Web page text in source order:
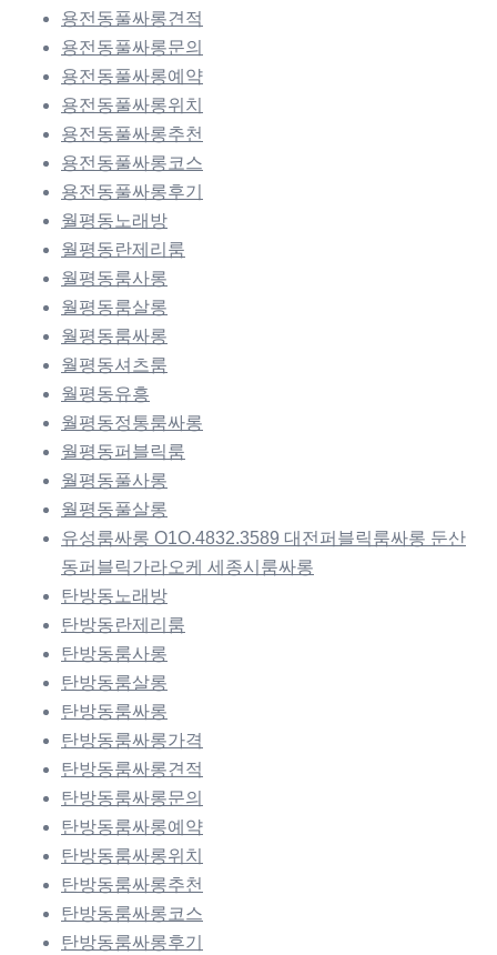
용전동풀싸롱견적
용전동풀싸롱문의
용전동풀싸롱예약
용전동풀싸롱위치
용전동풀싸롱추천
용전동풀싸롱코스
용전동풀싸롱후기
월평동노래방
월평동란제리룸
월평동룸사롱
월평동룸살롱
월평동룸싸롱
월평동셔츠룸
월평동유흥
월평동정통룸싸롱
월평동퍼블릭룸
월평동풀사롱
월평동풀살롱
유성룸싸롱 O1O.4832.3589 대전퍼블릭룸싸롱 둔산
동퍼블릭가라오케 세종시룸싸롱
탄방동노래방
탄방동란제리룸
탄방동룸사롱
탄방동룸살롱
탄방동룸싸롱
탄방동룸싸롱가격
탄방동룸싸롱견적
탄방동룸싸롱문의
탄방동룸싸롱예약
탄방동룸싸롱위치
탄방동룸싸롱추천
탄방동룸싸롱코스
탄방동룸싸롱후기